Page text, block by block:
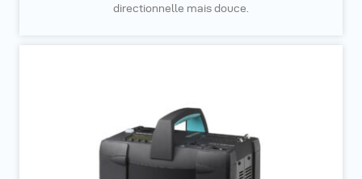
directionnelle mais douce.